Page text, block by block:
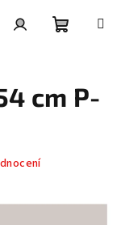
košík
cm P-